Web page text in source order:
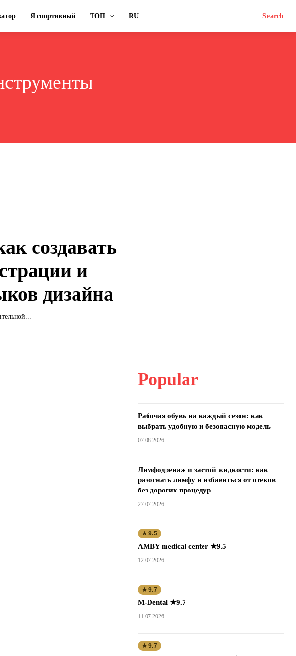
Я спортивный ТОП RU Search
создавать
и
дизайна
Popular
Рабочая обувь на каждый сезон: как
выбрать удобную и безопасную модель
07.08.2026
Лимфодренаж и застой жидкости: как
разогнать лимфу и избавиться от отеков
без дорогих процедур
27.07.2026
★ 9.5
AMBY medical center ★9.5
12.07.2026
★ 9.7
M-Dental ★9.7
11.07.2026
★ 9.7